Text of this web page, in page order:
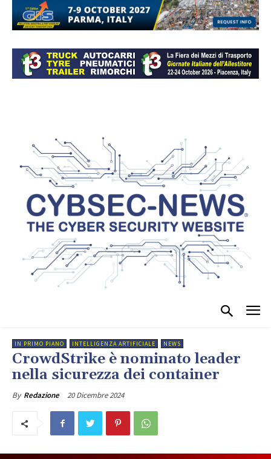
IN PRIMO PIANO INTELLIGENZA ARTIFICIALE NEWS
CrowdStrike è nominato leader
nella sicurezza dei container
By Redazione 20 Dicembre 2024